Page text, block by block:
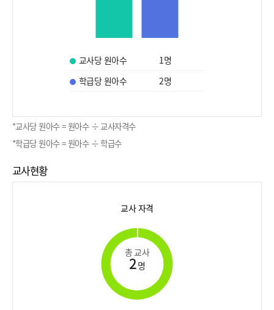
교사당 원아수 1명
학급당 원아수
2명
*교사당 원아수 = 원아수 ÷ 교사자격수
*학급당 원아수 = 원아수 ÷ 학급수
교사현황
교사 자격
총 교사
2명